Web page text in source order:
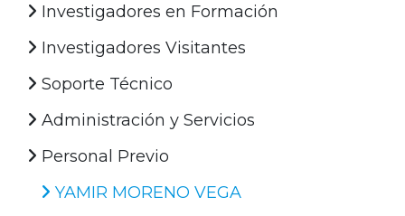
Investigadores en Formación
Investigadores Visitantes
Soporte Técnico
Administración y Servicios
Personal Previo
YAMIR MORENO VEGA